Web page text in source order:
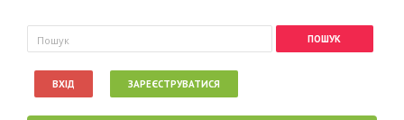
Пошукова форма
Пошук
ВХІД ЗАРЕЄСТРУВАТИСЯ